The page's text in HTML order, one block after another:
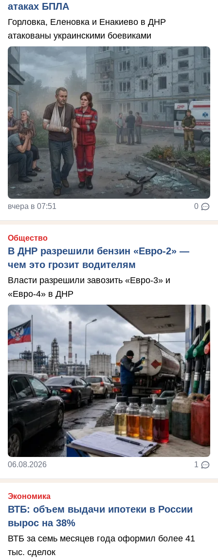
атаках БПЛА
Горловка, Еленовка и Енакиево в ДНР
атакованы украинскими боевиками
вчера в 07:51 0
Общество
В ДНР разрешили бензин «Евро-2» —
чем это грозит водителям
Власти разрешили завозить «Евро-3» и
«Евро-4» в ДНР
06.08.2026 1
Экономика
ВТБ: объем выдачи ипотеки в России
вырос на 38%
ВТБ за семь месяцев года оформил более 41
тыс. сделок